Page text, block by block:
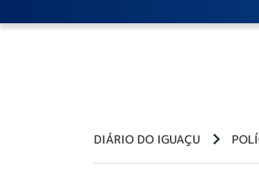
DIÁRIO DO IGUAÇU